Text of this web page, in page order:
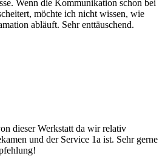
Wenn die Kommunikation schon bei
möchte ich nicht wissen, wie
abläuft. Sehr enttäuschend.
dieser Werkstatt da wir relativ
und der Service 1a ist. Sehr gerne